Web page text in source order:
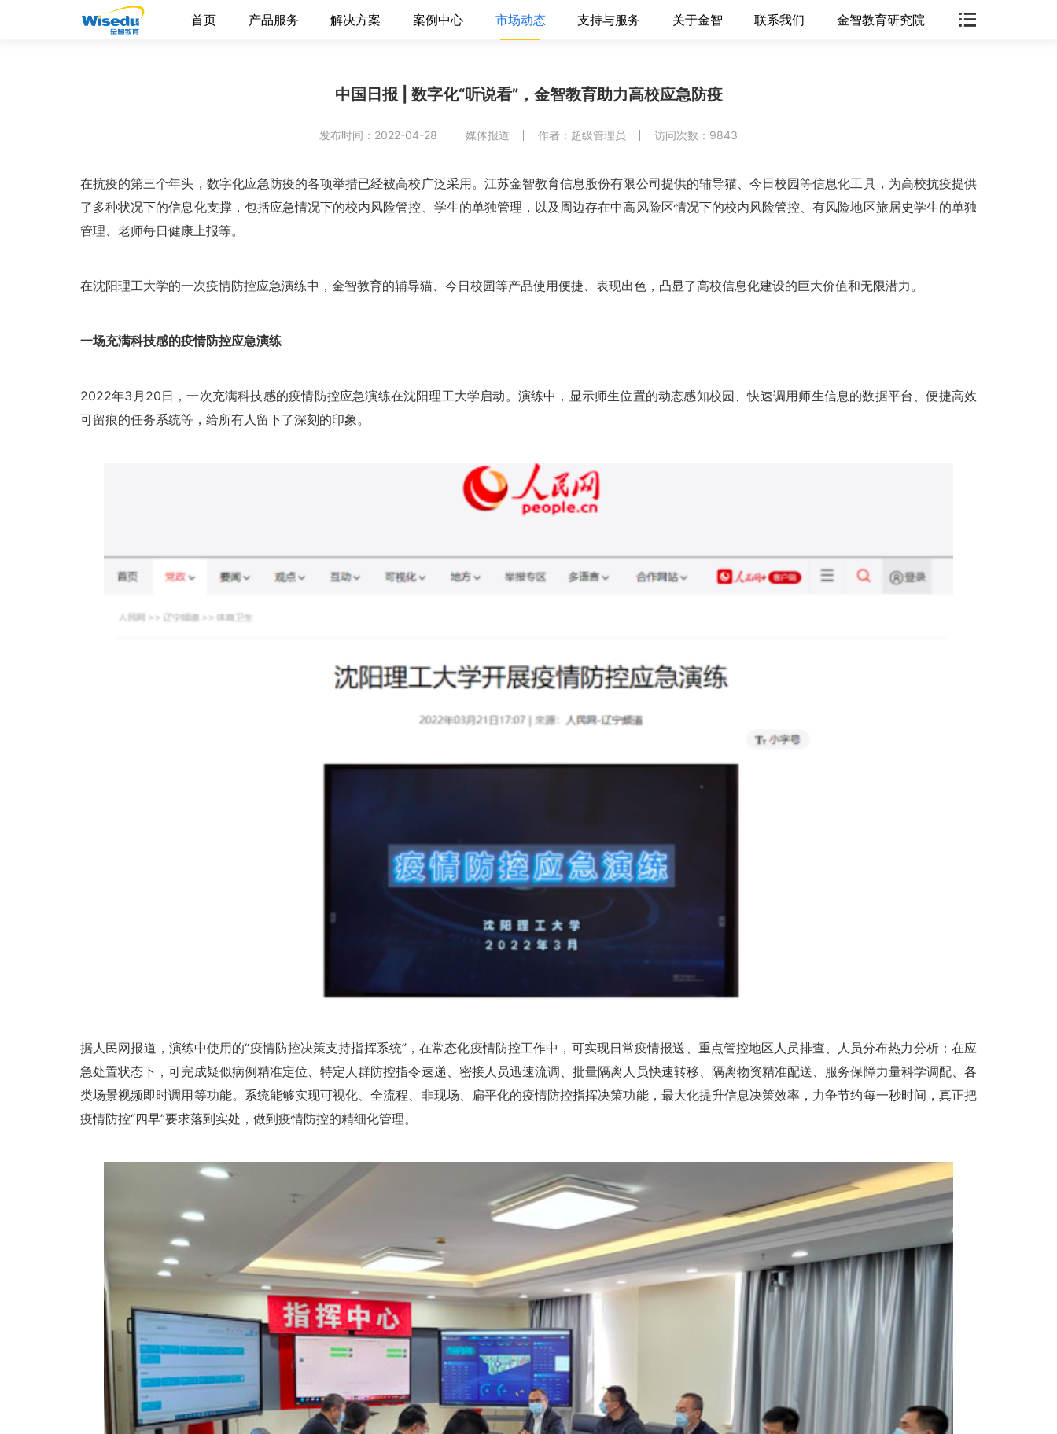
首页 产品服务 解决方案 案例中心 市场动态 支持与服务 关于金智 联系我们 金智教育研究院
中国日报 | 数字化“听说看”，金智教育助力高校应急防疫
发布时间：2022-04-28 媒体报道 作者：超级管理员 访问次数：9843
在抗疫的第三个年头，数字化应急防疫的各项举措已经被高校广泛采用。江苏金智教育信息股份有限公司提供的辅导猫、今日校园等信息化工具，为高校抗疫提供
了多种状况下的信息化支撑，包括应急情况下的校内风险管控、学生的单独管理，以及周边存在中高风险区情况下的校内风险管控、有风险地区旅居史学生的单独
管理、老师每日健康上报等。
在沈阳理工大学的一次疫情防控应急演练中，金智教育的辅导猫、今日校园等产品使用便捷、表现出色，凸显了高校信息化建设的巨大价值和无限潜力。
一场充满科技感的疫情防控应急演练
2022年3月20日，一次充满科技感的疫情防控应急演练在沈阳理工大学启动。演练中，显示师生位置的动态感知校园、快速调用师生信息的数据平台、便捷高效
可留痕的任务系统等，给所有人留下了深刻的印象。
据人民网报道，演练中使用的“疫情防控决策支持指挥系统”，在常态化疫情防控工作中，可实现日常疫情报送、重点管控地区人员排查、人员分布热力分析；在应
急处置状态下，可完成疑似病例精准定位、特定人群防控指令速递、密接人员迅速流调、批量隔离人员快速转移、隔离物资精准配送、服务保障力量科学调配、各
类场景视频即时调用等功能。系统能够实现可视化、全流程、非现场、扁平化的疫情防控指挥决策功能，最大化提升信息决策效率，力争节约每一秒时间，真正把
疫情防控“四早”要求落到实处，做到疫情防控的精细化管理。